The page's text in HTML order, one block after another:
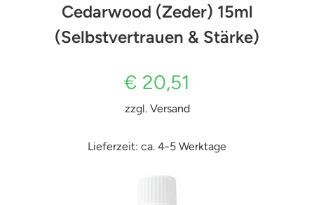
Cedarwood (Zeder) 15ml
(Selbstvertrauen & Stärke)
€ 20,51
zzgl. Versand
Lieferzeit: ca. 4-5 Werktage